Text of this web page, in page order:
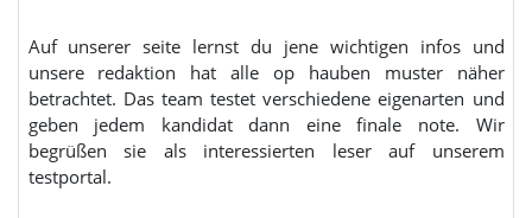
Auf unserer seite lernst du jene wichtigen infos und
unsere redaktion hat alle op hauben muster näher
betrachtet. Das team testet verschiedene eigenarten und
geben jedem kandidat dann eine finale note. Wir
begrüßen sie als interessierten leser auf unserem
testportal.